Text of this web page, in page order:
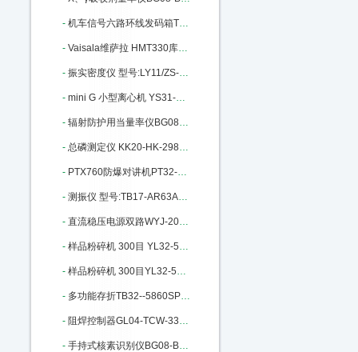
- 机车信号六路环线发码箱TX98-A+M396103
- Vaisala维萨拉 HMT330库号：M402012
- 振实密度仪 型号:LY11/ZS-202库号：M206882
- mini G 小型离心机 YS31-mini G：M252364
- 辐射防护用当量率仪BG08-BG9521：M283079
- 总磷测定仪 KK20-HK-298库号：M287403
- PTX760防爆对讲机PT32-PTX760库号：M294940
- 测振仪 型号:TB17-AR63A库号：M301367
- 直流稳压电源双路WYJ-20A/30V：M332089
- 样品粉碎机 300目 YL32-500A库号：M340986
- 样品粉碎机 300目YL32-500A库号：M340986
- 多功能存折TB32--5860SP库号：M365295
- 阻焊控制器GL04-TCW-33E III库号：M365705
- 手持式核素识别仪BG08-BG3910库号：M372130